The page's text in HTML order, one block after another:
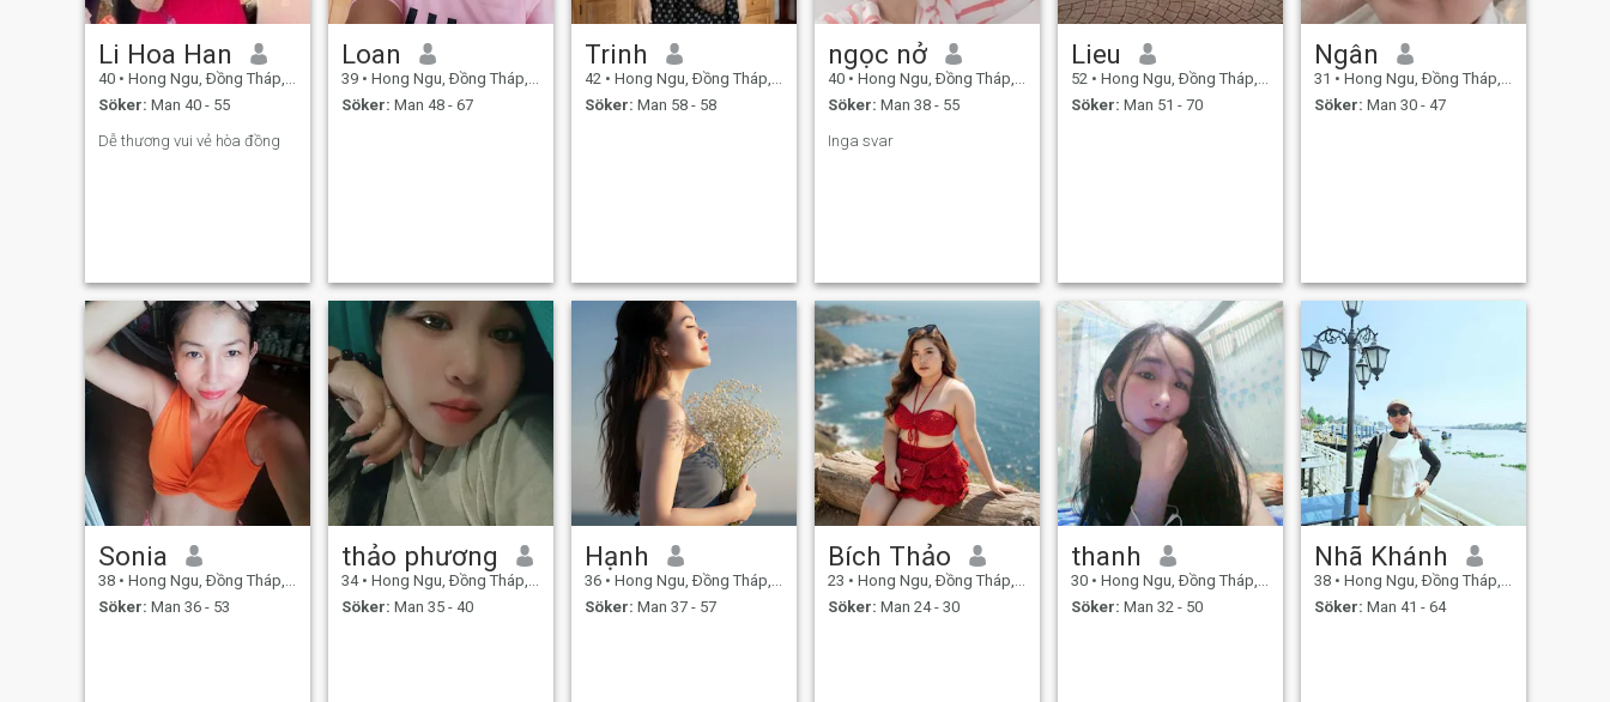
Li Hoa Han
40 • Hong Ngu, Ðồng Tháp, Vietnam
Söker: Man 40 - 55
Dễ thương vui vẻ hòa đồng
Loan
39 • Hong Ngu, Ðồng Tháp, Vietnam
Söker: Man 48 - 67
Trinh
42 • Hong Ngu, Ðồng Tháp, Vietnam
Söker: Man 58 - 58
ngọc nở
40 • Hong Ngu, Ðồng Tháp, Vietnam
Söker: Man 38 - 55
Inga svar
Lieu
52 • Hong Ngu, Ðồng Tháp, Vietnam
Söker: Man 51 - 70
Ngân
31 • Hong Ngu, Ðồng Tháp, Vietnam
Söker: Man 30 - 47
Sonia
38 • Hong Ngu, Ðồng Tháp, Vietnam
Söker: Man 36 - 53
thảo phương
34 • Hong Ngu, Ðồng Tháp, Vietnam
Söker: Man 35 - 40
Hạnh
36 • Hong Ngu, Ðồng Tháp, Vietnam
Söker: Man 37 - 57
Bích Thảo
23 • Hong Ngu, Ðồng Tháp, Vietnam
Söker: Man 24 - 30
thanh
30 • Hong Ngu, Ðồng Tháp, Vietnam
Söker: Man 32 - 50
Nhã Khánh
38 • Hong Ngu, Ðồng Tháp, Vietnam
Söker: Man 41 - 64